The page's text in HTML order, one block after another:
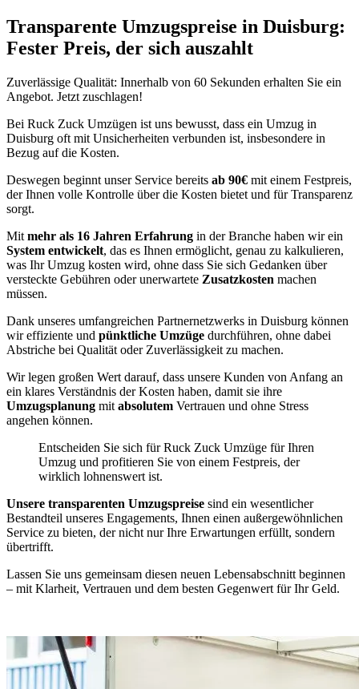
Transparente Umzugspreise in Duisburg:
Fester Preis, der sich auszahlt
Zuverlässige Qualität: Innerhalb von 60 Sekunden erhalten Sie ein
Angebot. Jetzt zuschlagen!
Bei Ruck Zuck Umzügen ist uns bewusst, dass ein Umzug in
Duisburg oft mit Unsicherheiten verbunden ist, insbesondere in
Bezug auf die Kosten.
Deswegen beginnt unser Service bereits ab 90€ mit einem Festpreis,
der Ihnen volle Kontrolle über die Kosten bietet und für Transparenz
sorgt.
Mit mehr als 16 Jahren Erfahrung in der Branche haben wir ein
System entwickelt, das es Ihnen ermöglicht, genau zu kalkulieren,
was Ihr Umzug kosten wird, ohne dass Sie sich Gedanken über
versteckte Gebühren oder unerwartete Zusatzkosten machen
müssen.
Dank unseres umfangreichen Partnernetzwerks in Duisburg können
wir effiziente und pünktliche Umzüge durchführen, ohne dabei
Abstriche bei Qualität oder Zuverlässigkeit zu machen.
Wir legen großen Wert darauf, dass unsere Kunden von Anfang an
ein klares Verständnis der Kosten haben, damit sie ihre
Umzugsplanung mit absolutem Vertrauen und ohne Stress
angehen können.
Entscheiden Sie sich für Ruck Zuck Umzüge für Ihren
Umzug und profitieren Sie von einem Festpreis, der
wirklich lohnenswert ist.
Unsere transparenten Umzugspreise sind ein wesentlicher
Bestandteil unseres Engagements, Ihnen einen außergewöhnlichen
Service zu bieten, der nicht nur Ihre Erwartungen erfüllt, sondern
übertrifft.
Lassen Sie uns gemeinsam diesen neuen Lebensabschnitt beginnen
– mit Klarheit, Vertrauen und dem besten Gegenwert für Ihr Geld.